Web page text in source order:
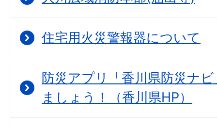
住宅用火災警報器について
防災アプリ「香川県防災ナ
ましょう！（香川県HP）